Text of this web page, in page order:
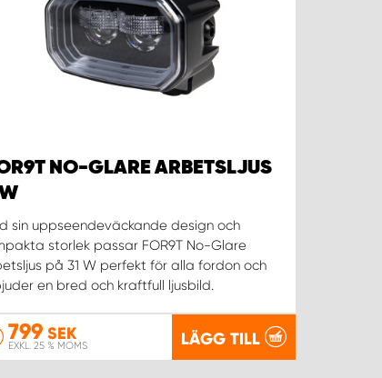
NO-GLARE ARBETSLJUS
sin uppseendeväckande design och
storlek passar FOR9T No-Glare
på 31 W perfekt för alla fordon och
en bred och kraftfull ljusbild.
799 SEK
EXKL. 25 % MOMS LÄGG TILL